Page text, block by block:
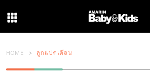
HOME ลูกแปดเดือน